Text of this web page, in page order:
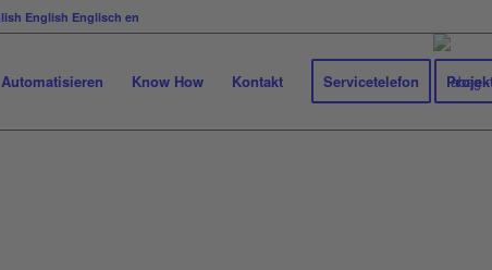
English Englisch en
Automatisieren Know How Kontakt Servicetelefon